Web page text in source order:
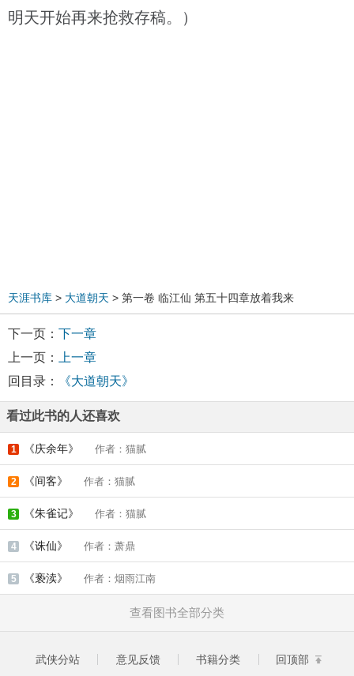
明天开始再来抢救存稿。）
天涯书库 > 大道朝天 > 第一卷 临江仙 第五十四章放着我来
下一页： 下一章
上一页：
上一章
回目录：
《大道朝天》
看过此书的人还喜欢
1 《庆余年》 作者：猫腻
2 《间客》 作者：猫腻
3 《朱雀记》 作者：猫腻
4 《诛仙》 作者：萧鼎
5 《亵渎》 作者：烟雨江南
查看图书全部分类
武侠分站 意见反馈 书籍分类 回顶部